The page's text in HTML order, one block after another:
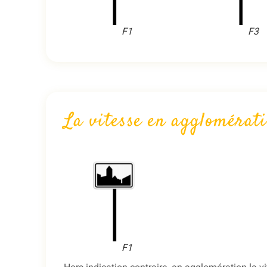
F1 F3
La vitesse en
F1